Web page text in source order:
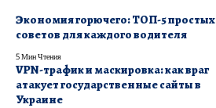
Экономия горючего: ТОП-5 простых
советов для каждого водителя
5 Мин Чтения
VPN-трафик и маскировка: как враг
атакует государственные сайты в
Украине